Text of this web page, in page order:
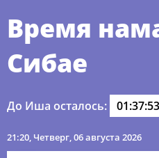
Время
Сибае
До Иша осталось: 01:37:53
21:20, Четверг, 06 августа 2026